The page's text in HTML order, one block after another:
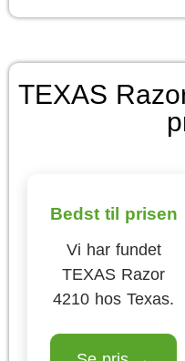
TEXAS
Bedst til prisen
Vi har fundet
TEXAS Razor
4210 hos Texas.